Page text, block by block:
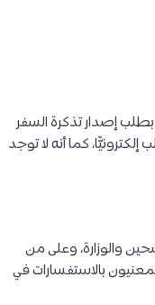
بطلب إصدار تذكرة السفر
كما أنه لا توجد
والوزارة، وعلى من
بالاستفسارات في